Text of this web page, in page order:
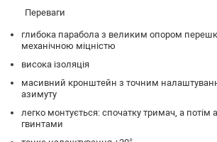
Переваги
глибока парабола з великим опором
механічною міцністю
висока ізоляція
масивний кронштейн з точним
азимуту
легко монтується: спочатку тримач, а
гвинтами